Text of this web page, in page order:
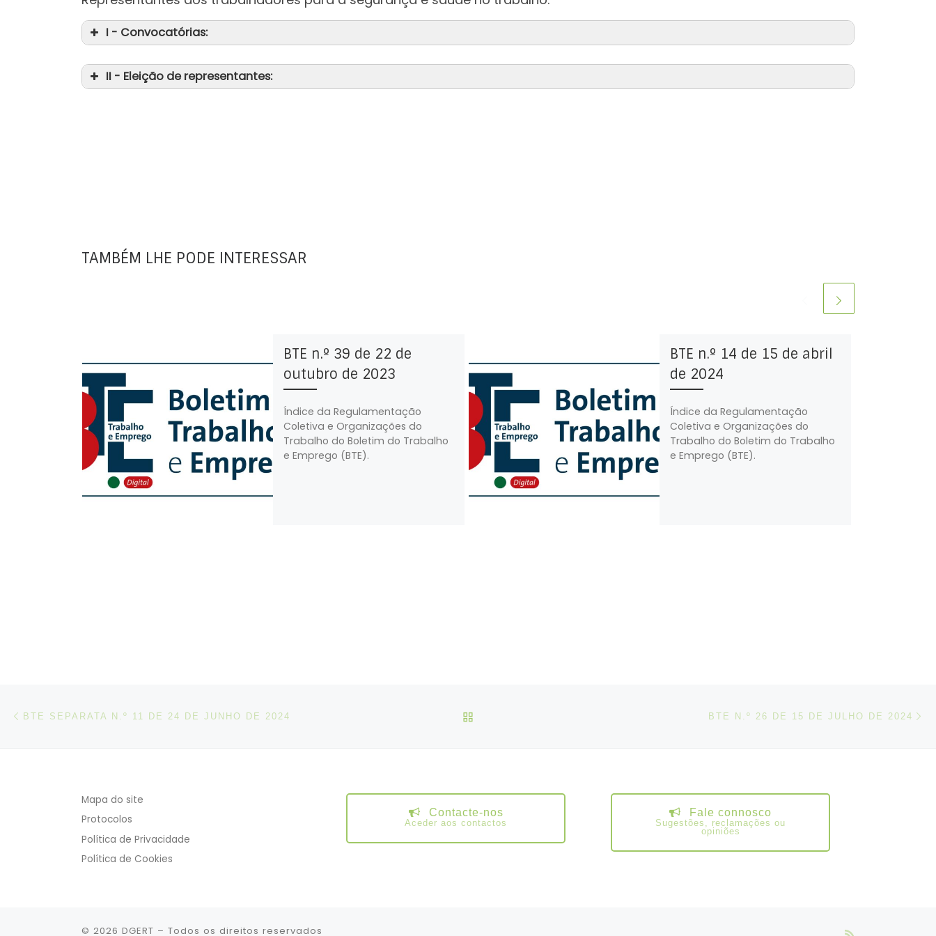
I - Convocatórias:
II - Eleição de representantes:
TAMBÉM LHE PODE INTERESSAR
BTE n.º 39 de 22 de
outubro de 2023
Índice da Regulamentação
Coletiva e Organizações do
Trabalho do Boletim do Trabalho
e Emprego (BTE).
BTE n.º 14 de 15 de abril
de 2024
Índice da Regulamentação
Coletiva e Organizações do
Trabalho do Boletim do Trabalho
e Emprego (BTE).
Post navigation
BTE SEPARATA N.º 11 DE 24 DE JUNHO DE 2024 BTE N.º 26 DE 15 DE JULHO DE 2024
Mapa do site
Protocolos
Política de Privacidade
Política de Cookies
Contacte-nos
Aceder aos contactos
Fale connosco
Sugestões, reclamações ou
opiniões
© 2026 DGERT – Todos os direitos reservados